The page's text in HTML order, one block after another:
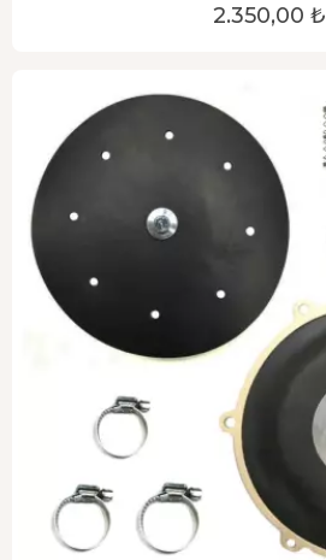
2.350,00 ₺